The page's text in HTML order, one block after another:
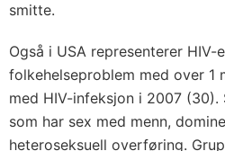
smitte.
Også i USA representerer
folkehelseproblem med over 1
med HIV-infeksjon i 2007
som har sex med menn,
heteroseksuell overføring.